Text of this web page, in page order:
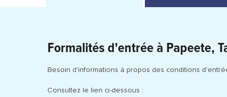
Formalités d'entrée à Papeete,
Besoin d'informations à propos des conditions
Consultez le lien ci-dessous :